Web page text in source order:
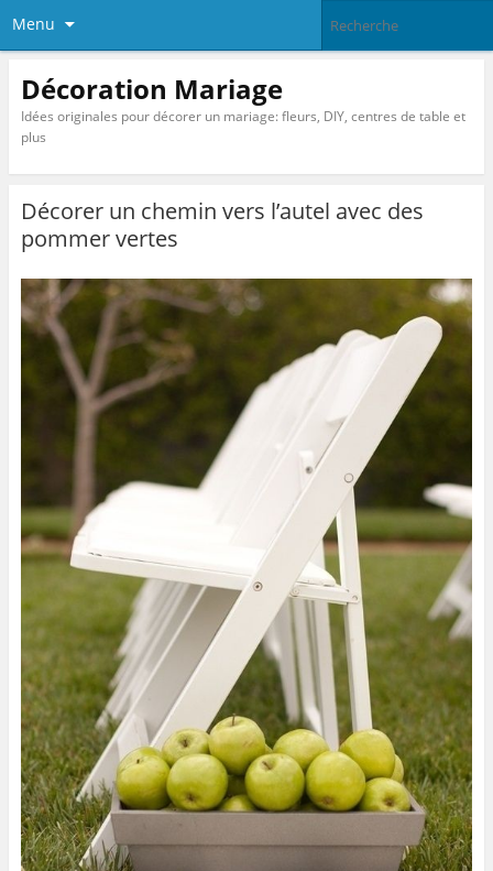
Menu
Décoration Mariage
Idées originales pour décorer un mariage: fleurs, DIY, centres de table et
plus
Décorer un chemin vers l’autel avec des
pommer vertes